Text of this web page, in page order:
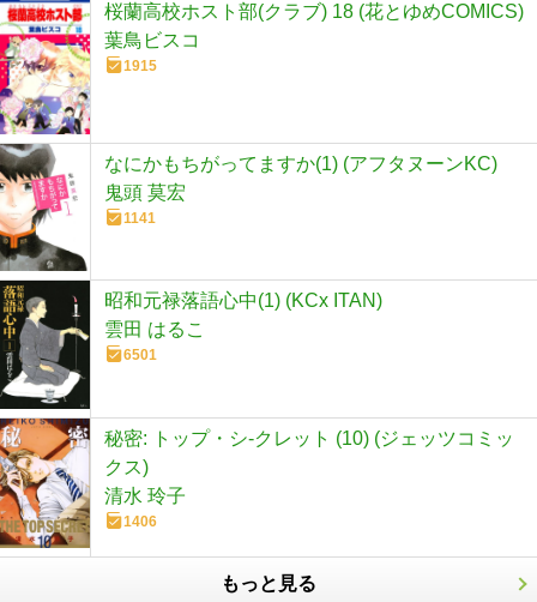
桜蘭高校ホスト部(クラブ) 18 (花とゆめCOMICS)
葉鳥ビスコ
1915
なにかもちがってますか(1) (アフタヌーンKC)
鬼頭 莫宏
1141
昭和元禄落語心中(1) (KCx ITAN)
雲田 はるこ
6501
秘密: トップ・シ-クレット (10) (ジェッツコミッ
クス)
清水 玲子
1406
もっと見る